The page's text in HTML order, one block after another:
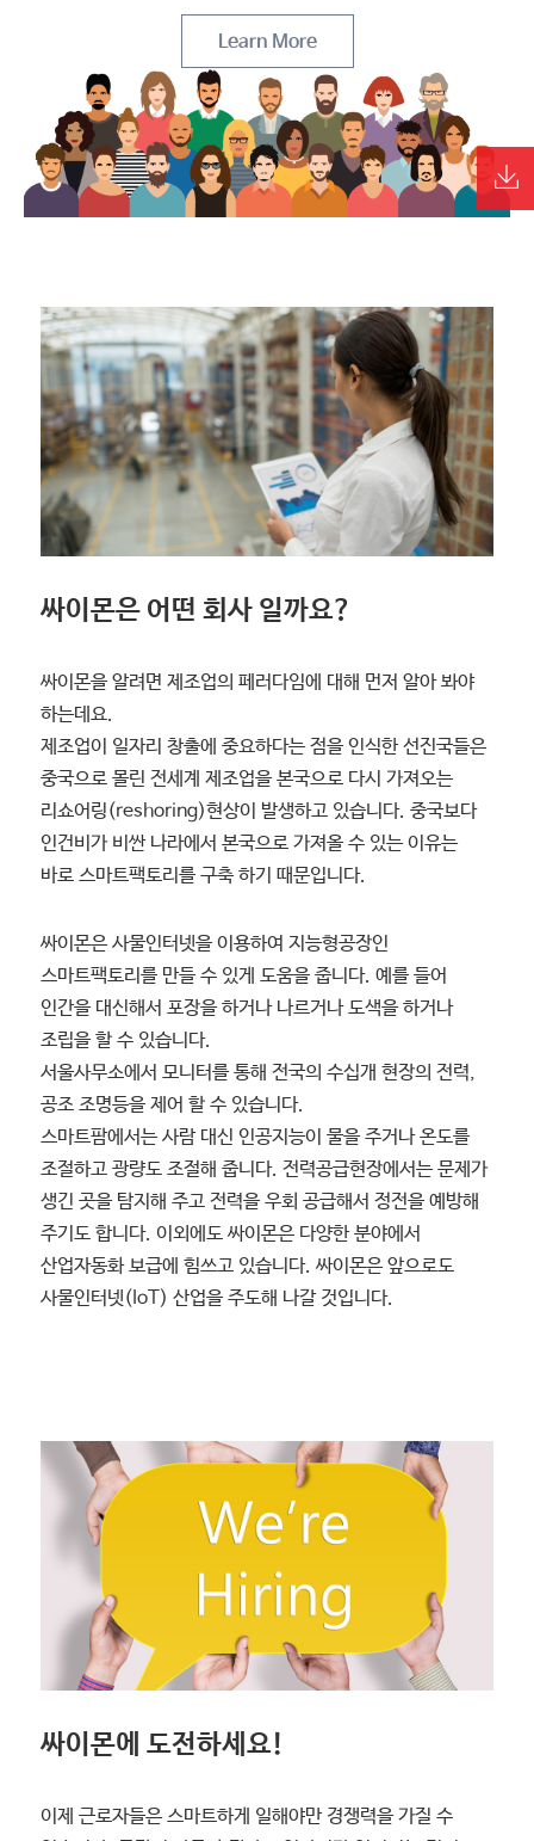
Learn More
싸이몬은 어떤 회사 일까요?
싸이몬을 알려면 제조업의 페러다임에 대해 먼저 알아 봐야
하는데요.
제조업이 일자리 창출에 중요하다는 점을 인식한 선진국들은
중국으로 몰린 전세계 제조업을 본국으로 다시 가져오는
리쇼어링(reshoring)현상이 발생하고 있습니다. 중국보다
인건비가 비싼 나라에서 본국으로 가져올 수 있는 이유는
바로 스마트팩토리를 구축 하기 때문입니다.
싸이몬은 사물인터넷을 이용하여 지능형공장인
스마트팩토리를 만들 수 있게 도움을 줍니다. 예를 들어
인간을 대신해서 포장을 하거나 나르거나 도색을 하거나
조립을 할 수 있습니다.
서울사무소에서 모니터를 통해 전국의 수십개 현장의 전력,
공조 조명등을 제어 할 수 있습니다.
스마트팜에서는 사람 대신 인공지능이 물을 주거나 온도를
조절하고 광량도 조절해 줍니다. 전력공급현장에서는 문제가
생긴 곳을 탐지해 주고 전력을 우회 공급해서 정전을 예방해
주기도 합니다. 이외에도 싸이몬은 다양한 분야에서
산업자동화 보급에 힘쓰고 있습니다. 싸이몬은 앞으로도
사물인터넷(IoT) 산업을 주도해 나갈 것입니다.
싸이몬에 도전하세요!
이제 근로자들은 스마트하게 일해야만 경쟁력을 가질 수